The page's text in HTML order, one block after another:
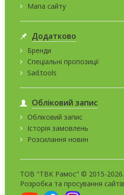
Мапа сайту
Додатково
Бренди
Спеціальні пропозиції
Sad.tools
Обліковий запис
Обліковий запис
Історія замовлень
Розсилання новин
ТОВ "ТВК Рамос" © 2015-2026.
Розробка та просування сайтів